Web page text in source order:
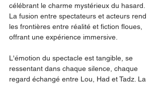
célébrant le charme mystérieux du hasard.
La fusion entre spectateurs et acteurs rend
les frontières entre réalité et fiction floues,
offrant une expérience immersive.
L'émotion du spectacle est tangible, se
ressentant dans chaque silence, chaque
regard échangé entre Lou, Had et Tadz. La